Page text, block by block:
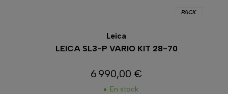
PACK
Leica
LEICA SL3-P VARIO KIT 28-70
Prix
6 990,00 €
En stock